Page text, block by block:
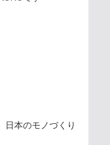
本のモノづくり